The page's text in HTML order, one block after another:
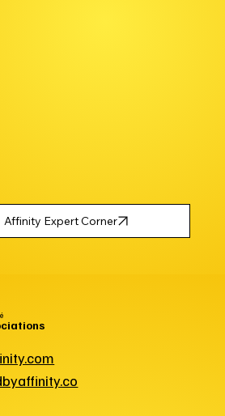
Affinity Expert Corner